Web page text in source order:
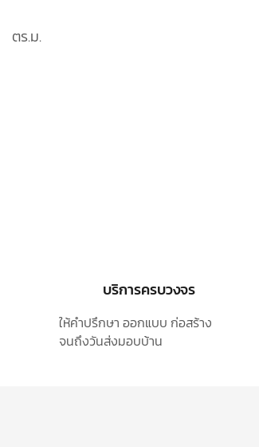
ตร.ม.
บริการครบวงจร
ให้คำปรึกษา ออกแบบ ก่อสร้าง
จนถึงวันส่งมอบบ้าน